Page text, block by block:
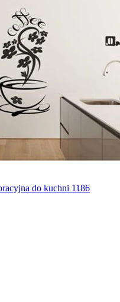
do kuchni 1186